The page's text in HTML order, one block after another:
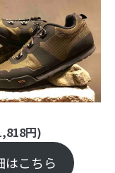
円)
はこちら